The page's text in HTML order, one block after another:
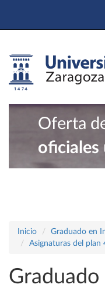
Oferta
oficiales
Inicio
Graduado en
Asignaturas del plan